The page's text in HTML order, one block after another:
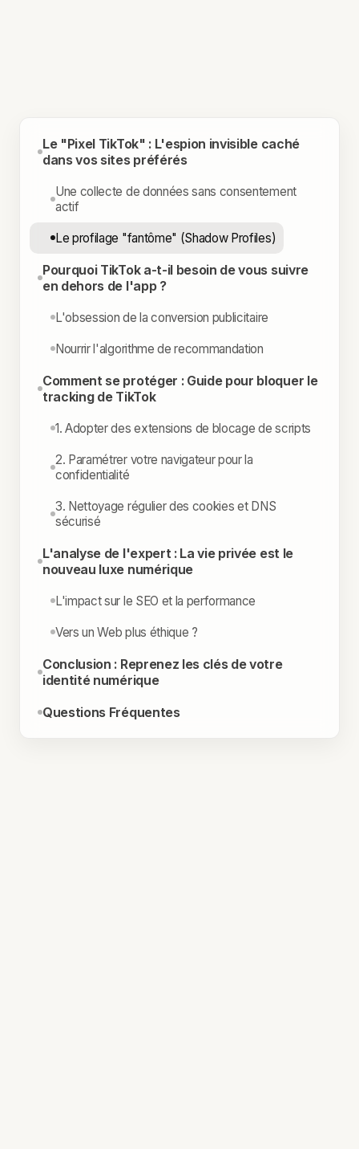
Le "Pixel TikTok" : L'espion invisible caché
dans vos sites préférés
Une collecte de données sans consentement
actif
Le profilage "fantôme" (Shadow Profiles)
Pourquoi TikTok a-t-il besoin de vous suivre
en dehors de l'app ?
L'obsession de la conversion publicitaire
Nourrir l'algorithme de recommandation
Comment se protéger : Guide pour bloquer le
tracking de TikTok
1. Adopter des extensions de blocage de scripts
2. Paramétrer votre navigateur pour la
confidentialité
3. Nettoyage régulier des cookies et DNS
sécurisé
L'analyse de l'expert : La vie privée est le
nouveau luxe numérique
L'impact sur le SEO et la performance
Vers un Web plus éthique ?
Conclusion : Reprenez les clés de votre
identité numérique
Questions Fréquentes